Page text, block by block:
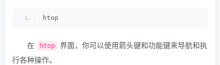
htop
在 htop
界面，你可以使用箭头键和功能键来导航和执
行各种操作。